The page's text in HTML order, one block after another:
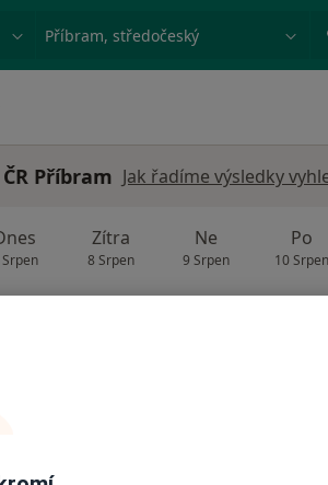
Město nebo region
Příbram Jak řadíme výsledky
Zítra
8 Srpen
Ne
9 Srpen
Po
10 Srpen